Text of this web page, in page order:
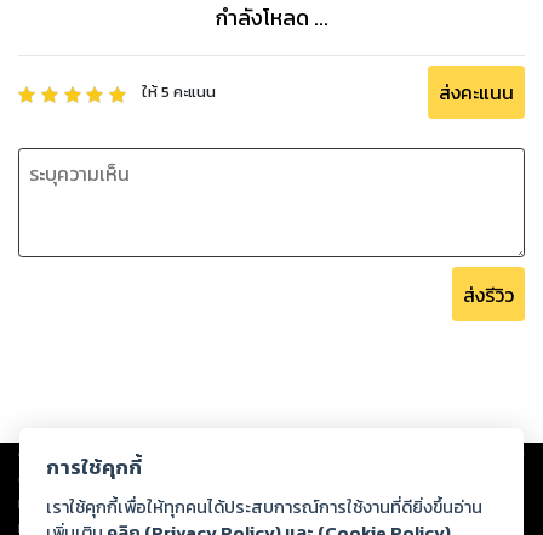
กำลังโหลด ...
ให้5 คะแนน ส่งคะแนน
ส่งรีวิว
Copyright © 2026
ต่อผลงานหรือเนื้อหาใดที่อัปโหลดผ่านเว็บไซต์และปรากฏว่าละเมิดสิทธิใน
ทรัพย์สินทางปัญญาของบุคคลอื่นหรือขัดต่อกฎหมายและศีลธรรม ดังนั้น ผู้อ่าน
ทุกท่านโปรดใช้วิจารณญาณในการกลั่นกรองด้วยตนเอง และหากท่านพบว่าส่วน
การใช้คุกกี้
เราใช้คุกกี้เพื่อให้ทุกคนได้ประสบการณ์การใช้งานที่ดียิ่งขึ้นอ่าน